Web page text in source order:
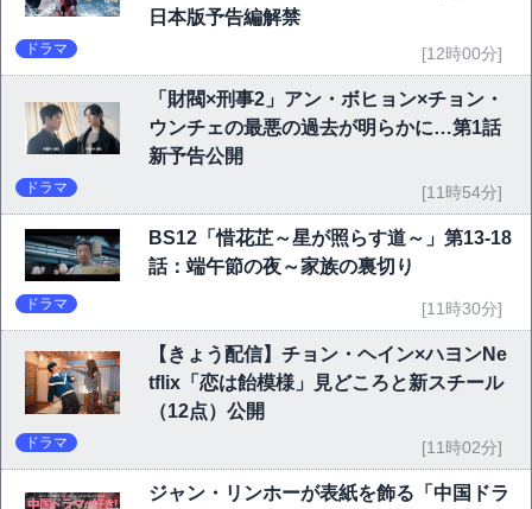
日本版予告編解禁
ドラマ [12時00分]
「財閥×刑事2」アン・ボヒョン×チョン・
ウンチェの最悪の過去が明らかに…第1話
新予告公開
ドラマ [11時54分]
BS12「惜花芷～星が照らす道～」第13-18
話：端午節の夜～家族の裏切り
ドラマ [11時30分]
【きょう配信】チョン・ヘイン×ハヨンNe
tflix「恋は飴模様」見どころと新スチール
（12点）公開
ドラマ [11時02分]
ジャン・リンホーが表紙を飾る「中国ドラ